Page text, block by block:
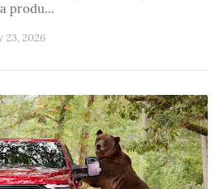
produ…
23, 2026